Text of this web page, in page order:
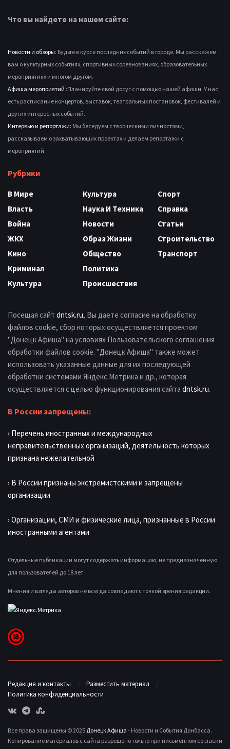
Что вы найдете на нашем сайте:
Новости и обзоры: Будьте в курсе последних событий в городе. Мы расскажем
вам о культурных событиях, спортивных соревнованиях, образовательных
мероприятиях и многом другом.
Афиша мероприятий :Планируйте свой досуг с помощью нашей афиши. У нас
есть расписание концертов, выставок, театральных постановок, фестивалей и
других интересных событий.
Интервью и репортажи: Мы беседуем с творческими личностями,
рассказываем о захватывающих проектах и делаем репортажи с
мероприятий.
Рубрики
В Мире
Власть
Война
ЖКХ
Кино
Криминал
Культура
Культура
Наука И Техника
Новости
Образ Жизни
Общество
Политика
Происшествия
Спорт
Справка
Статьи
Строительство
Транспорт
Посещая сайт dntsk.ru, Вы даете согласие на обработку
файлов cookie, сбор которых осуществляется проектом
"Донецк Афиша" на условиях Пользовательского соглашения
обработки файлов cookie. "Донецк Афиша" также может
использовать указанные данные для их последующей
обработки системами Яндекс.Метрика и др., которая
осуществляется с целью функционирования сайта dntsk.ru.
В России запрещены:
› Перечень иностранных и международных
неправительственных организаций, деятельность которых
признана нежелательной
› В России признаны экстремистскими и запрещены
организации
› Организации, СМИ и физические лица, признанные в России
иностранными агентами
Отдельные публикации могут содержать информацию, не предназначенную
для пользователей до 18 лет.
Мнения и взгляды авторов не всегда совпадают с точкой зрения редакции.
Редакция и контакты
Разместить материал
Политика конфиденциальности
Все права защищены © 2025 Донецк Афиша - Новости и События Донбасса.
Копирование материалов с сайта разрешено только при письменном согласии